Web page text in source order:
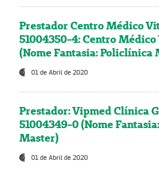
Prestador Centro Médico
51004350-4: Centro
(Nome Fantasia: Policlínica
01 de Abril de 2020
Prestador: Vipmed Clínica
51004349-0 (Nome
Master)
01 de Abril de 2020